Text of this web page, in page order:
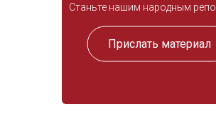
Станьте нашим народным
Прислать материал